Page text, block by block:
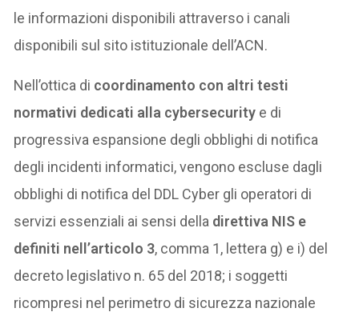
le informazioni disponibili attraverso i canali
disponibili sul sito istituzionale dell’ACN.
Nell’ottica di coordinamento con altri testi
normativi dedicati alla cybersecurity e di
progressiva espansione degli obblighi di notifica
degli incidenti informatici, vengono escluse dagli
obblighi di notifica del DDL Cyber gli operatori di
servizi essenziali ai sensi della direttiva NIS e
definiti nell’articolo 3, comma 1, lettera g) e i) del
decreto legislativo n. 65 del 2018; i soggetti
ricompresi nel perimetro di sicurezza nazionale